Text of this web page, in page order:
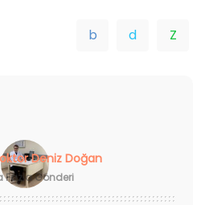
Deniz Doğan
Fazla Gönderi